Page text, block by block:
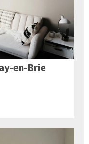
en-Brie